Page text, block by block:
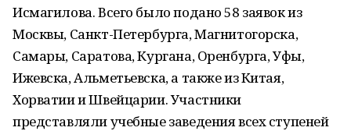
Исмагилова. Всего было подано 58 заявок из
Москвы, Санкт-Петербурга, Магнитогорска,
Самары, Саратова, Кургана, Оренбурга, Уфы,
Ижевска, Альметьевска, а также из Китая,
Хорватии и Швейцарии. Участники
представляли учебные заведения всех ступеней